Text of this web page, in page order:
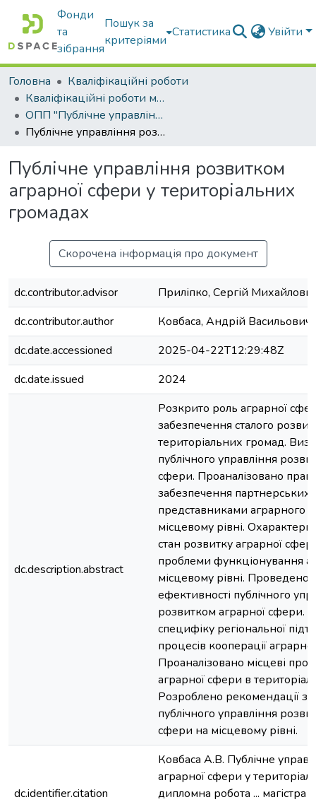
Фонди
та
зібрання
Пошук за
критеріями
Статистика Увійти
Головна
Кваліфікаційні роботи
Кваліфікаційні роботи магістрів
ОПП "Публічне управління та адміністрування"
Публічне управління розвитком аграрної сфери у територіальних громадах
Публічне управління розвитком
аграрної сфери у територіальних
громадах
Скорочена інформація про документ
dc.contributor.advisor
Приліпко, Сергій
dc.contributor.author
Ковбаса, Андрій Васильович
dc.date.accessioned
2025-04-22T12:29:48Z
dc.date.issued
2024
dc.description.abstract
Розкрито роль аграрної
забезпечення сталого
територіальних громад.
публічного управління
сфери. Проаналізовано
забезпечення партнерських
представниками аграрного
місцевому рівні.
стан розвитку аграрної
проблеми функціонування
місцевому рівні. Проведено
ефективності публічного
розвитком аграрної сфери.
специфіку регіональної
процесів кооперації
Проаналізовано місцеві
аграрної сфери в
Розроблено рекомендації з
публічного управління
сфери на місцевому рівні.
dc.identifier.citation
Ковбаса А.В. Публічне
аграрної сфери у
дипломна робота ... магістра